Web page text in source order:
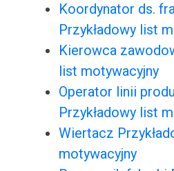
Koordynator ds.
Przykładowy list
Kierowca
list motywacyjny
Operator linii
Przykładowy list
Wiertacz
motywacyjny